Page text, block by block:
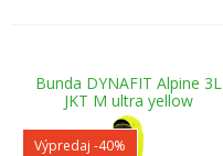
Bunda DYNAFIT Alpine 3L
JKT M ultra yellow
Výpredaj -40%